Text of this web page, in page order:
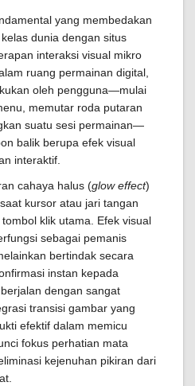
yang membedakan
dunia dengan situs
interaksi visual mikro
ruang permainan digital,
oleh pengguna—mulai
memutar roda putaran
suatu sesi permainan—
balik berupa efek visual
interaktif.
cahaya halus (glow effect)
kursor atau jari tangan
klik utama. Efek visual
sebagai pemanis
bertindak secara
instan kepada
dengan sangat
transisi gambar yang
efektif dalam memicu
fokus perhatian mata
kejenuhan pikiran dari